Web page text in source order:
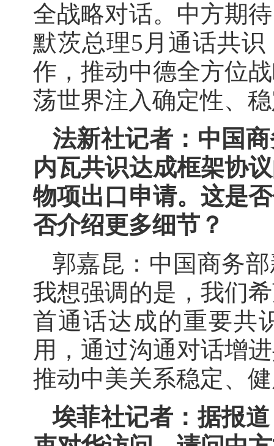
全战略对话。中方期
默茨总理5月通话共
作，推动中德全方位
荡世界注入确定性、
法新社记者：中国
内瓦共识达成框架协
物项出口申请。这是
否介绍更多细节？
郭嘉昆：中国商务
我想强调的是，我们
首通话达成的重要共
用，通过沟通对话增
推动中美关系稳定、
埃菲社记者：据报